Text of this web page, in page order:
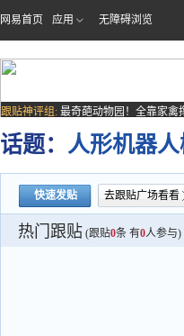
网易首页 应用 无障碍浏览
跟贴神评组: 最奇葩动物园！全靠家禽
场子
话题： 人形机器
快速发贴 去跟贴广场看看
热门跟贴 (跟贴0条 有0人参与)